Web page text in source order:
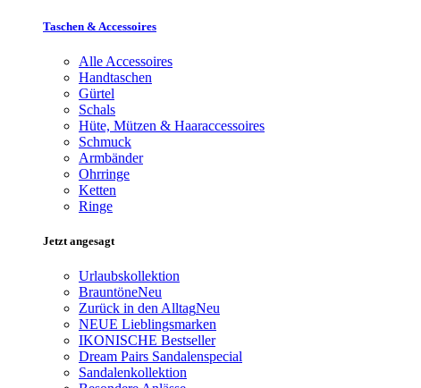
Taschen & Accessoires
Alle Accessoires
Handtaschen
Gürtel
Schals
Hüte, Mützen & Haaraccessoires
Schmuck
Armbänder
Ohrringe
Ketten
Ringe
Jetzt angesagt
Urlaubskollektion
BrauntöneNeu
Zurück in den AlltagNeu
NEUE Lieblingsmarken
IKONISCHE Bestseller
Dream Pairs Sandalenspecial
Sandalenkollektion